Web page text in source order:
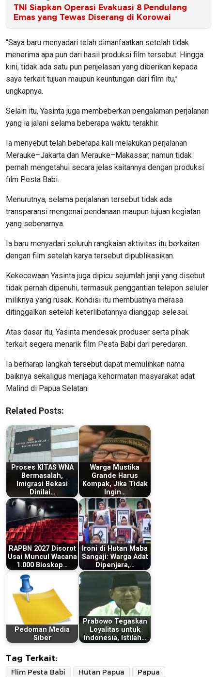
TNI Siapkan Operasi Evakuasi 8 Pendulang
Emas yang Tewas Diserang di Korowai
“Saya baru menyadari telah dimanfaatkan setelah tidak
menerima apa pun dari hasil produksi film tersebut. Hingga
kini, tidak ada satu pun penjelasan yang diberikan kepada
saya terkait tujuan maupun keuntungan dari film itu,”
ungkapnya.
Selain itu, Yasinta juga membeberkan pengalaman perjalanan
yang ia jalani selama beberapa waktu terakhir.
Ia menyebut telah beberapa kali melakukan perjalanan
Merauke–Jakarta dan Merauke–Makassar, namun tidak
pernah mengetahui secara jelas kaitannya dengan produksi
film Pesta Babi.
Menurutnya, selama perjalanan tersebut tidak ada
transparansi mengenai pendanaan maupun tujuan kegiatan
yang sebenarnya.
Ia baru menyadari seluruh rangkaian aktivitas itu berkaitan
dengan film setelah karya tersebut dipublikasikan.
Kekecewaan Yasinta juga dipicu sejumlah janji yang disebut
tidak pernah dipenuhi, termasuk penggantian telepon seluler
miliknya yang rusak. Kondisi itu membuatnya merasa
ditinggalkan setelah keterlibatannya dianggap selesai.
Atas dasar itu, Yasinta mendesak produser serta pihak
terkait segera menarik film Pesta Babi dari peredaran.
Ia berharap langkah tersebut dapat memulihkan nama
baiknya sekaligus menjaga kehormatan masyarakat adat
Malind di Papua Selatan.
Related Posts:
Proses KITAS WNA
Bermasalah,
Imigrasi Bekasi
Dinilai…
Warga Mustika
Grande Harus
Kompak, Jika Tidak
Ingin…
RAPBN 2027 Disorot
Usai Muncul Wacana
1.000 Bioskop…
Ironi di Hutan Maba
Sangaji: Warga Adat
Dipenjara,…
Pedoman Media
Siber
Prabowo Tegaskan
Loyalitas untuk
Indonesia, Istilah…
Tag Terkait:
Flim Pesta Babi Hutan Papua Papua